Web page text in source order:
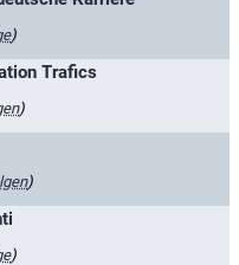
)
Trafics
)
)
)